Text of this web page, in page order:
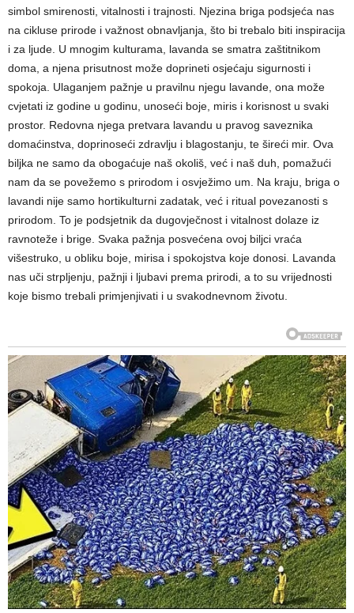
simbol smirenosti, vitalnosti i trajnosti. Njezina briga podsjeća nas
na cikluse prirode i važnost obnavljanja, što bi trebalo biti inspiracija
i za ljude. U mnogim kulturama, lavanda se smatra zaštitnikom
doma, a njena prisutnost može doprineti osjećaju sigurnosti i
spokoja. Ulaganjem pažnje u pravilnu njegu lavande, ona može
cvjetati iz godine u godinu, unoseći boje, miris i korisnost u svaki
prostor. Redovna njega pretvara lavandu u pravog saveznika
domaćinstva, doprinoseći zdravlju i blagostanju, te šireći mir. Ova
biljka ne samo da obogaćuje naš okoliš, već i naš duh, pomažući
nam da se povežemo s prirodom i osvježimo um. Na kraju, briga o
lavandi nije samo hortikulturni zadatak, već i ritual povezanosti s
prirodom. To je podsjetnik da dugovječnost i vitalnost dolaze iz
ravnoteže i brige. Svaka pažnja posvećena ovoj biljci vraća
višestruko, u obliku boje, mirisa i spokojstva koje donosi. Lavanda
nas uči strpljenju, pažnji i ljubavi prema prirodi, a to su vrijednosti
koje bismo trebali primjenjivati i u svakodnevnom životu.